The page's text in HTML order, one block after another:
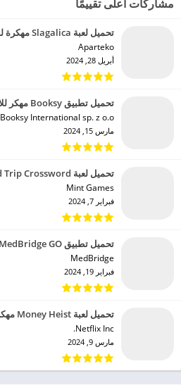
مشاركات أعلى تقييمًا
تحميل لعبة Slagalica مهكرة للاندرويد 2024
Aparteko‏
أبريل 28, 2024
تحميل تطبيق Booksy مهكر للاندرويد 2024
Booksy International sp. z o.o.‏
مارس 15, 2024
تحميل لعبة Word Trip Crossword مهكرة للاندرويد 2024
Mint Games‏
فبراير 7, 2024
تحميل تطبيق MedBridge GO مهكر للاندرويد 2024
MedBridge‏
فبراير 19, 2024
تحميل لعبة Money Heist مهكرة للاندرويد 2024
Netflix Inc.‏
مارس 9, 2024